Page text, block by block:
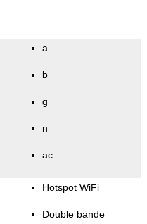
a
b
g
n
ac
Hotspot WiFi
Double bande